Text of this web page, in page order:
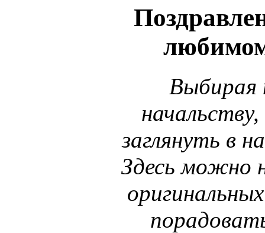
Выбирая
заглянуть в
Здесь можно